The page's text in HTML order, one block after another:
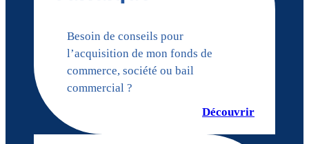
Besoin de conseils pour
l’acquisition de mon fonds de
commerce, société ou bail
commercial ?
Découvrir